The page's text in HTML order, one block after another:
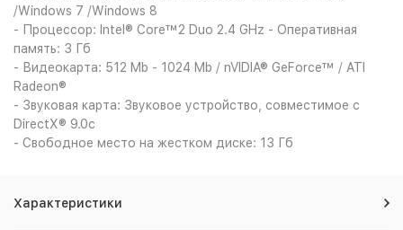
/Windows 7 /Windows 8
- Процессор: Intel® Core™2 Duo 2.4 GHz - Оперативная
память: 3 Гб
- Видеокарта: 512 Mb - 1024 Mb / nVIDIA® GeForce™ / ATI
Radeon®
- Звуковая карта: Звуковое устройство, совместимое с
DirectX® 9.0с
- Свободное место на жестком диске: 13 Гб
Характеристики